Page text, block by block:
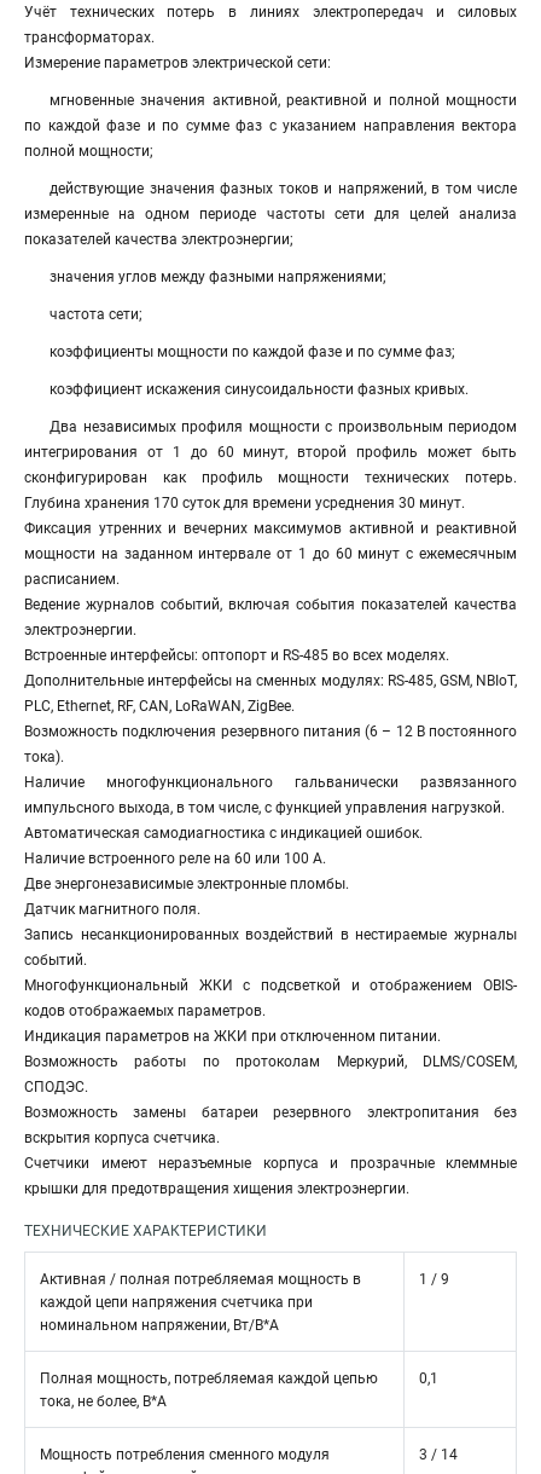
Учёт технических потерь в линиях электропередач и силовых
трансформаторах.
Измерение параметров электрической сети:
мгновенные значения активной, реактивной и полной мощности
по каждой фазе и по сумме фаз с указанием направления вектора
полной мощности;
действующие значения фазных токов и напряжений, в том числе
измеренные на одном периоде частоты сети для целей анализа
показателей качества электроэнергии;
значения углов между фазными напряжениями;
частота сети;
коэффициенты мощности по каждой фазе и по сумме фаз;
коэффициент искажения синусоидальности фазных кривых.
Два независимых профиля мощности с произвольным периодом
интегрирования от 1 до 60 минут, второй профиль может быть
сконфигурирован как профиль мощности технических потерь.
Глубина хранения 170 суток для времени усреднения 30 минут.
Фиксация утренних и вечерних максимумов активной и реактивной
мощности на заданном интервале от 1 до 60 минут с ежемесячным
расписанием.
Ведение журналов событий, включая события показателей качества
электроэнергии.
Встроенные интерфейсы: оптопорт и RS-485 во всех моделях.
Дополнительные интерфейсы на сменных модулях: RS-485, GSM, NBIoT,
PLC, Ethernet, RF, CAN, LoRaWAN, ZigBee.
Возможность подключения резервного питания (6 – 12 В постоянного
тока).
Наличие многофункционального гальванически развязанного
импульсного выхода, в том числе, с функцией управления нагрузкой.
Автоматическая самодиагностика с индикацией ошибок.
Наличие встроенного реле на 60 или 100 А.
Две энергонезависимые электронные пломбы.
Датчик магнитного поля.
Запись несанкционированных воздействий в нестираемые журналы
событий.
Многофункциональный ЖКИ c подсветкой и отображением OBIS-
кодов отображаемых параметров.
Индикация параметров на ЖКИ при отключенном питании.
Возможность работы по протоколам Меркурий, DLMS/COSEM,
СПОДЭС.
Возможность замены батареи резервного электропитания без
вскрытия корпуса счетчика.
Счетчики имеют неразъемные корпуса и прозрачные клеммные
крышки для предотвращения хищения электроэнергии.
ТЕХНИЧЕСКИЕ ХАРАКТЕРИСТИКИ
Активная / полная потребляемая мощность в
каждой цепи напряжения счетчика при
номинальном напряжении, Вт/В*А
1 / 9
Полная мощность, потребляемая каждой цепью
тока, не более, В*А
0,1
Мощность потребления сменного модуля
3 / 14